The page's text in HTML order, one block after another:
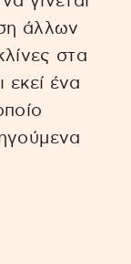
άλλων
στα
εκεί ένα